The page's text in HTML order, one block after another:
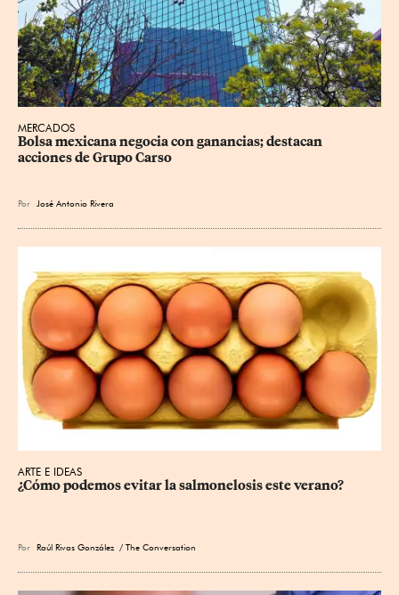
MERCADOS
Bolsa mexicana negocia con ganancias; destacan
acciones de Grupo Carso
Por José Antonio Rivera
ARTE E IDEAS
¿Cómo podemos evitar la salmonelosis este verano?
Por Raúl Rivas González / The Conversation